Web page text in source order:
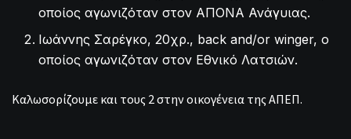
οποίος αγωνιζόταν στον ΑΠΟΝΑ Ανάγυιας.
Ιωάννης Σαρέγκο, 20χρ., back and/or winger, ο
οποίος αγωνιζόταν στον Εθνικό Λατσιών.
Καλωσορίζουμε και τους 2 στην οικογένεια της ΑΠΕΠ.